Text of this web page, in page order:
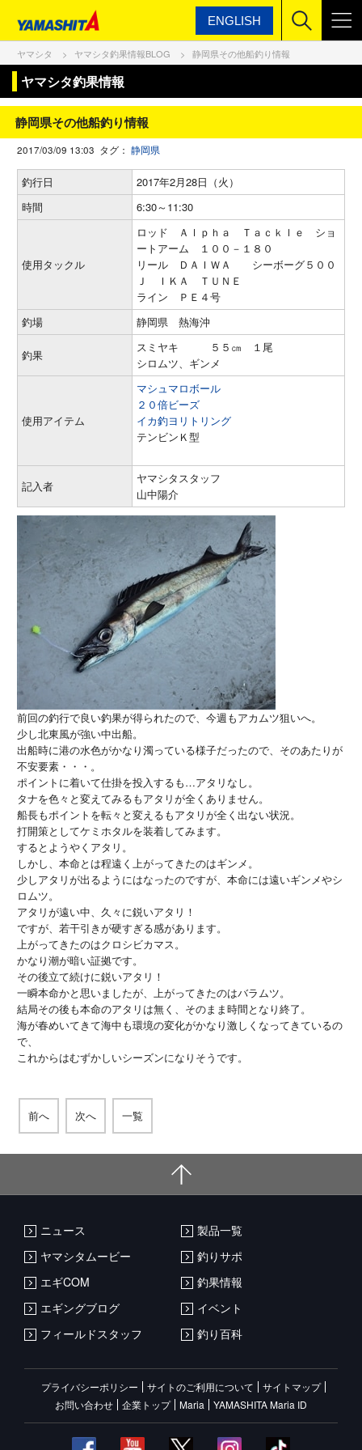
ENGLISH
ヤマシタ ヤマシタ釣果情報BLOG 静岡県その他船釣り情報
ヤマシタ釣果情報
静岡県その他船釣り情報
2017/03/09 13:03 タグ： 静岡県
釣行日
2017年2月28日（火）
時間
6:30～11:30
使用タックル
ロッド Ａｌｐｈａ Ｔａｃｋｌｅ ショ
ートアーム １００－１８０
リール ＤＡＩＷＡ シーボーグ５００
Ｊ ＩＫＡ ＴＵＮＥ
ライン ＰＥ４号
釣場
静岡県 熱海沖
釣果
スミヤキ ５５㎝ １尾
シロムツ、ギンメ
使用アイテム
マシュマロボール
２０倍ビーズ
イカ釣ヨリトリング
テンビンＫ型
記入者
ヤマシタスタッフ
山中陽介
前回の釣行で良い釣果が得られたので、今週もアカムツ狙いへ。
少し北東風が強い中出船。
出船時に港の水色がかなり濁っている様子だったので、そのあたりが
不安要素・・・。
ポイントに着いて仕掛を投入するも…アタリなし。
タナを色々と変えてみるもアタリが全くありません。
船長もポイントを転々と変えるもアタリが全く出ない状況。
打開策としてケミホタルを装着してみます。
するとようやくアタリ。
しかし、本命とは程遠く上がってきたのはギンメ。
少しアタリが出るようにはなったのですが、本命には遠いギンメやシ
ロムツ。
アタリが遠い中、久々に鋭いアタリ！
ですが、若干引きが硬すぎる感があります。
上がってきたのはクロシビカマス。
かなり潮が暗い証拠です。
その後立て続けに鋭いアタリ！
一瞬本命かと思いましたが、上がってきたのはバラムツ。
結局その後も本命のアタリは無く、そのまま時間となり終了。
海が春めいてきて海中も環境の変化がかなり激しくなってきているの
で、
これからはむずかしいシーズンになりそうです。
前へ 次へ 一覧
ニュース
製品一覧
ヤマシタムービー
釣りサポ
エギCOM
釣果情報
エギングブログ
イベント
フィールドスタッフ
釣り百科
プライバシーポリシー サイトのご利用について
サイトマップ
お問い合わせ
企業トップ Maria YAMASHITA Maria ID